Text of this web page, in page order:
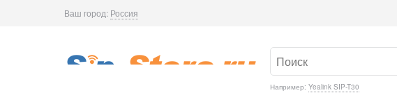
Ваш город: Россия
Например: Yealink SIP-T30